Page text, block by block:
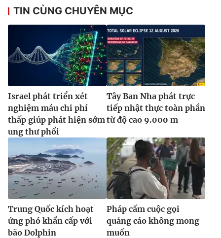
TIN CÙNG CHUYÊN MỤC
Israel phát triển xét
nghiệm máu chi phí
thấp giúp phát hiện sớm
ung thư phổi
Tây Ban Nha phát trực
tiếp nhật thực toàn phần
từ độ cao 9.000 m
Trung Quốc kích hoạt
ứng phó khẩn cấp với
bão Dolphin
Pháp cấm cuộc gọi
quảng cáo không mong
muốn